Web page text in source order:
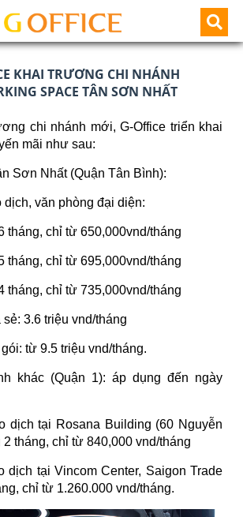
KHAI TRƯƠNG CHI NHÁNH
SPACE TÂN SƠN NHẤT
chi nhánh mới, G-Office triển khai
mãi như sau:
Sơn Nhất (Quận Tân Bình):
văn phòng đại diện:
tháng, chỉ từ 650,000vnd/tháng
tháng, chỉ từ 695,000vnd/tháng
tháng, chỉ từ 735,000vnd/tháng
3.6 triệu vnd/tháng
từ 9.5 triệu vnd/tháng.
khác (Quận 1): áp dụng đến ngày
dịch tại Rosana Building (60 Nguyễn
tháng, chỉ từ 840,000 vnd/tháng
dịch tại Vincom Center, Saigon Trade
chỉ từ 1.260.000 vnd/tháng.